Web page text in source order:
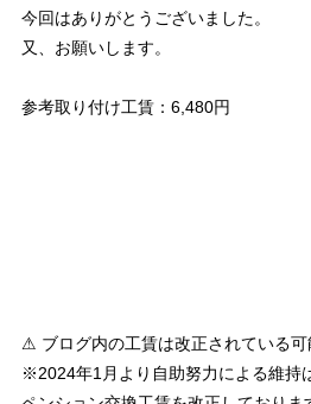
今回はありがとうございました。
又、お願いします。
参考取り付け工賃：6,480円
⚠ ブログ内の工賃は改正されている可
※2024年1月より自助努力による維持